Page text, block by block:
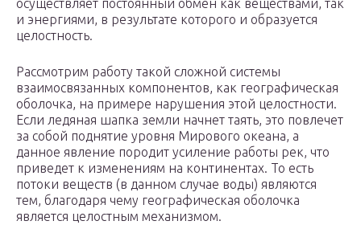
осуществляет постоянный обмен как веществами, так
и энергиями, в результате которого и образуется
целостность.
Рассмотрим работу такой сложной системы
взаимосвязанных компонентов, как географическая
оболочка, на примере нарушения этой целостности.
Если ледяная шапка земли начнет таять, это повлечет
за собой поднятие уровня Мирового океана, а
данное явление породит усиление работы рек, что
приведет к изменениям на континентах. То есть
потоки веществ (в данном случае воды) являются
тем, благодаря чему географическая оболочка
является целостным механизмом.